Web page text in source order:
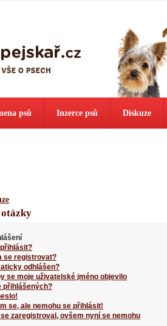
psů Inzerce psů Diskuze
otázky
se registrovat?
odhlášen?
se moje uživatelské jméno objevilo
přihlášených?
se, ale nemohu se přihlásit!
zaregistroval, ovšem nyní se nemohu